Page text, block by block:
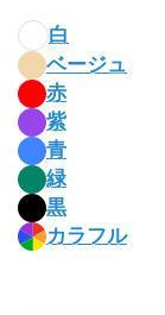
白
ベージュ
赤
紫
青
緑
黒
カラフル